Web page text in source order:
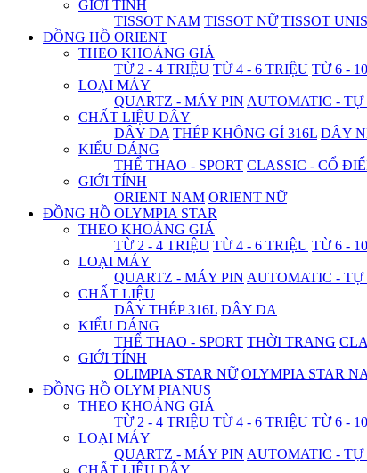
GIỚI TÍNH
TISSOT NAM TISSOT NỮ TISSOT
ĐỒNG HỒ ORIENT
THEO KHOẢNG GIÁ
TỪ 2 - 4 TRIỆU TỪ 4 - 6 TRIỆU TỪ 6 -
LOẠI MÁY
QUARTZ - MÁY PIN AUTOMATIC -
CHẤT LIỆU DÂY
DÂY DA THÉP KHÔNG GỈ 316L DÂY
KIỂU DÁNG
THỂ THAO - SPORT CLASSIC - CỔ
GIỚI TÍNH
ORIENT NAM ORIENT NỮ
ĐỒNG HỒ OLYMPIA STAR
THEO KHOẢNG GIÁ
TỪ 2 - 4 TRIỆU TỪ 4 - 6 TRIỆU TỪ 6 -
LOẠI MÁY
QUARTZ - MÁY PIN AUTOMATIC -
CHẤT LIỆU
DÂY THÉP 316L DÂY DA
KIỂU DÁNG
THỂ THAO - SPORT THỜI TRANG
GIỚI TÍNH
OLIMPIA STAR NỮ OLYMPIA STAR
ĐỒNG HỒ OLYM PIANUS
THEO KHOẢNG GIÁ
TỪ 2 - 4 TRIỆU TỪ 4 - 6 TRIỆU TỪ 6 -
LOẠI MÁY
QUARTZ - MÁY PIN AUTOMATIC -
CHẤT LIỆU DÂY